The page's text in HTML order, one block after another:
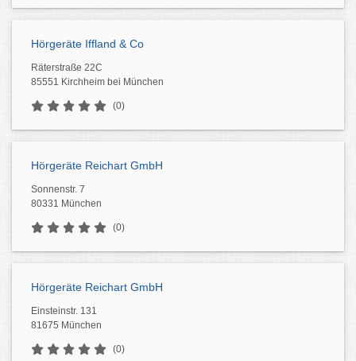
Hörgeräte Iffland & Co
Räterstraße 22C
85551 Kirchheim bei München
(0)
Hörgeräte Reichart GmbH
Sonnenstr. 7
80331 München
(0)
Hörgeräte Reichart GmbH
Einsteinstr. 131
81675 München
(0)